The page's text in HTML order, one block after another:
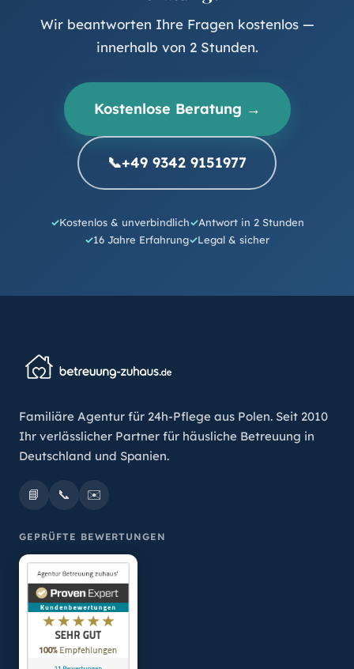
Wir beantworten Ihre Fragen kostenlos —
innerhalb von 2 Stunden.
Kostenlose Beratung →
📞+49 9342 9151977
Kostenlos & unverbindlich
Antwort in 2 Stunden
16 Jahre Erfahrung
Legal & sicher
Familiäre Agentur für 24h-Pflege aus Polen. Seit 2010
Ihr verlässlicher Partner für häusliche Betreuung in
Deutschland und Spanien.
📘 📞 ✉️
GEPRÜFTE BEWERTUNGEN